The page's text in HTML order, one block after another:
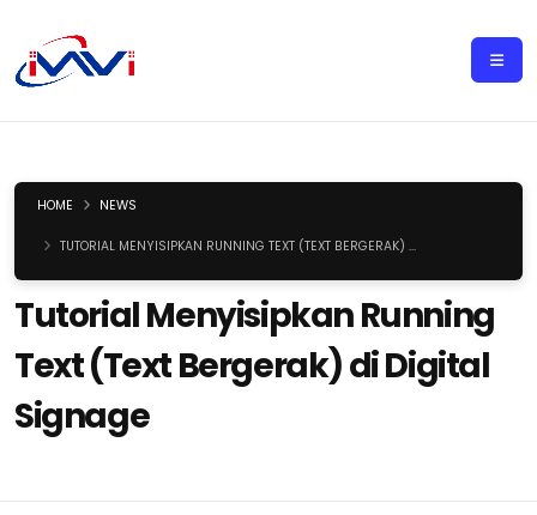
Tutorial Menyisipkan Running
Text (Text Bergerak) di Digital
Signage
HOME NEWS
TUTORIAL MENYISIPKAN RUNNING TEXT (TEXT BERGERAK) ...